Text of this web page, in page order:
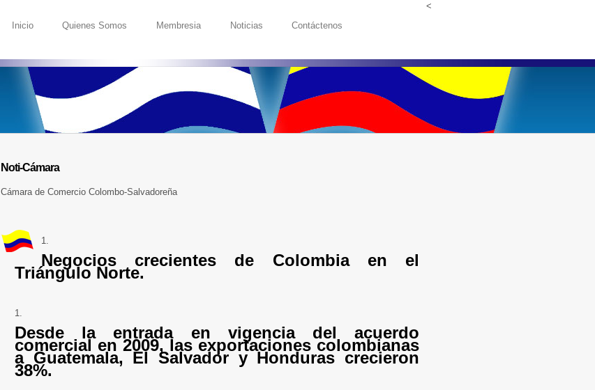
<
Inicio
Quienes Somos Membresia Noticias Contáctenos
Noti-Cámara
Cámara de Comercio Colombo-Salvadoreña
Negocios crecientes de Colombia en el
Triángulo Norte.
Desde la entrada en vigencia del acuerdo
comercial en 2009, las exportaciones colombianas
a Guatemala, El Salvador y Honduras crecieron
38%.